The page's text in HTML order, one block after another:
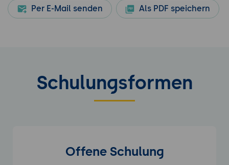
Per E-Mail senden Als PDF speichern
Schulungsformen
Offene Schulung